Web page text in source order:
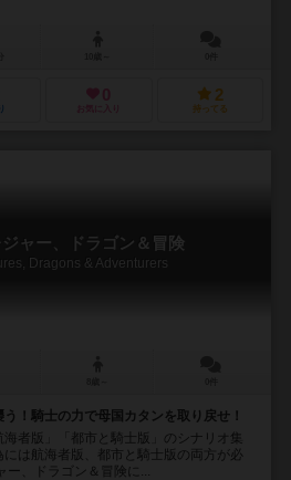
0
お気に入り
2
持ってる
ャー、ドラゴン＆冒険
Dragons & Adventurers
！騎士の力で母国カタンを取り戻せ！
者版」「都市と騎士版」のシナリオ集
は航海者版、都市と騎士版の両方が必
ー、ドラゴン＆冒険に...